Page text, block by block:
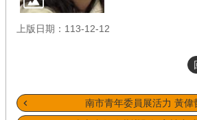
上版日期：113-12-12
南市青年委員展活力 黃偉